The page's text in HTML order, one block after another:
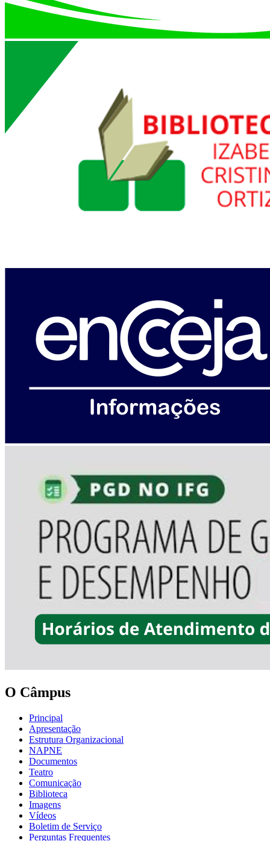
O Câmpus
Principal
Apresentação
Estrutura Organizacional
NAPNE
Documentos
Teatro
Comunicação
Biblioteca
Imagens
Vídeos
Boletim de Serviço
Perguntas Frequentes